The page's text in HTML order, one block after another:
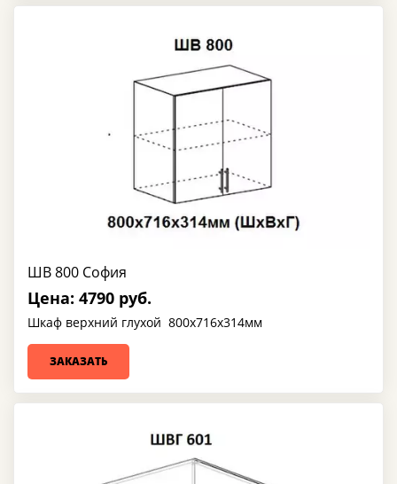
ШВ 800 София
Цена: 4790 руб.
Шкаф верхний глухой 800х716х314мм
ЗАКАЗАТЬ